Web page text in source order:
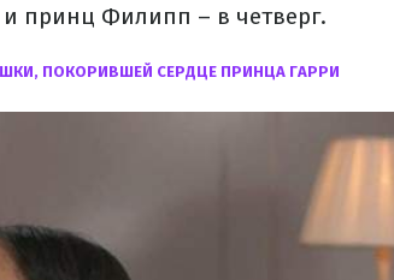
принц Филипп – в четверг.
ПОКОРИВШЕЙ СЕРДЦЕ ПРИНЦА ГАРРИ